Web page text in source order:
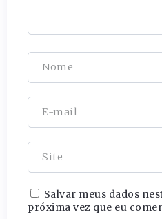
Salvar meus dados
próxima vez que eu